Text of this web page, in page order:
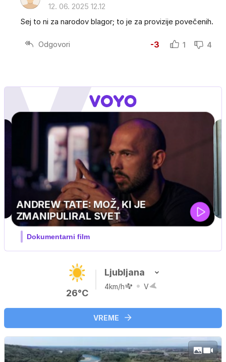
12. 06. 2025 12.12
Sej to ni za narodov blagor; to je za provizije povečenih.
Odgovori -3 1 4
MOJ PRIJATELJ PINGVIN
Film meseca / družinski, pustolovski
26°C
Ljubljana
4km/h V
VREME